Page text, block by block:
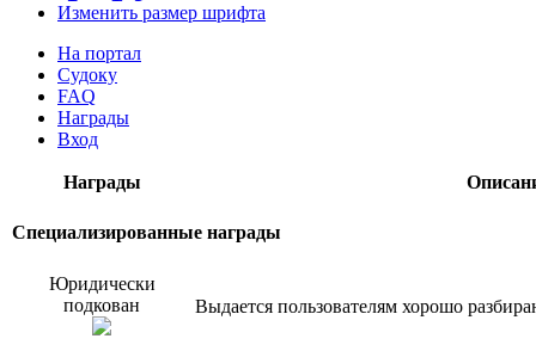
Изменить размер шрифта
На портал
Судоку
FAQ
Награды
Вход
Награды
Специализированные награды
Юридически
подкован
Выдается пользователям хорошо